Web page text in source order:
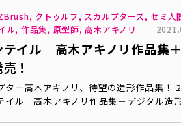
クトゥルフ, スカルプターズ, セミ人
ル, 作品集, 原型師, 高木アキノリ
テイル 高木アキノリ作品集
！
ター高木アキノリ、待望の造形作品集！
イル 高木アキノリ作品集＋デジタル造